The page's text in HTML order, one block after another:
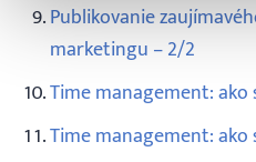
Publikovanie
marketingu – 2/2
Time management: ako
Time management: ako